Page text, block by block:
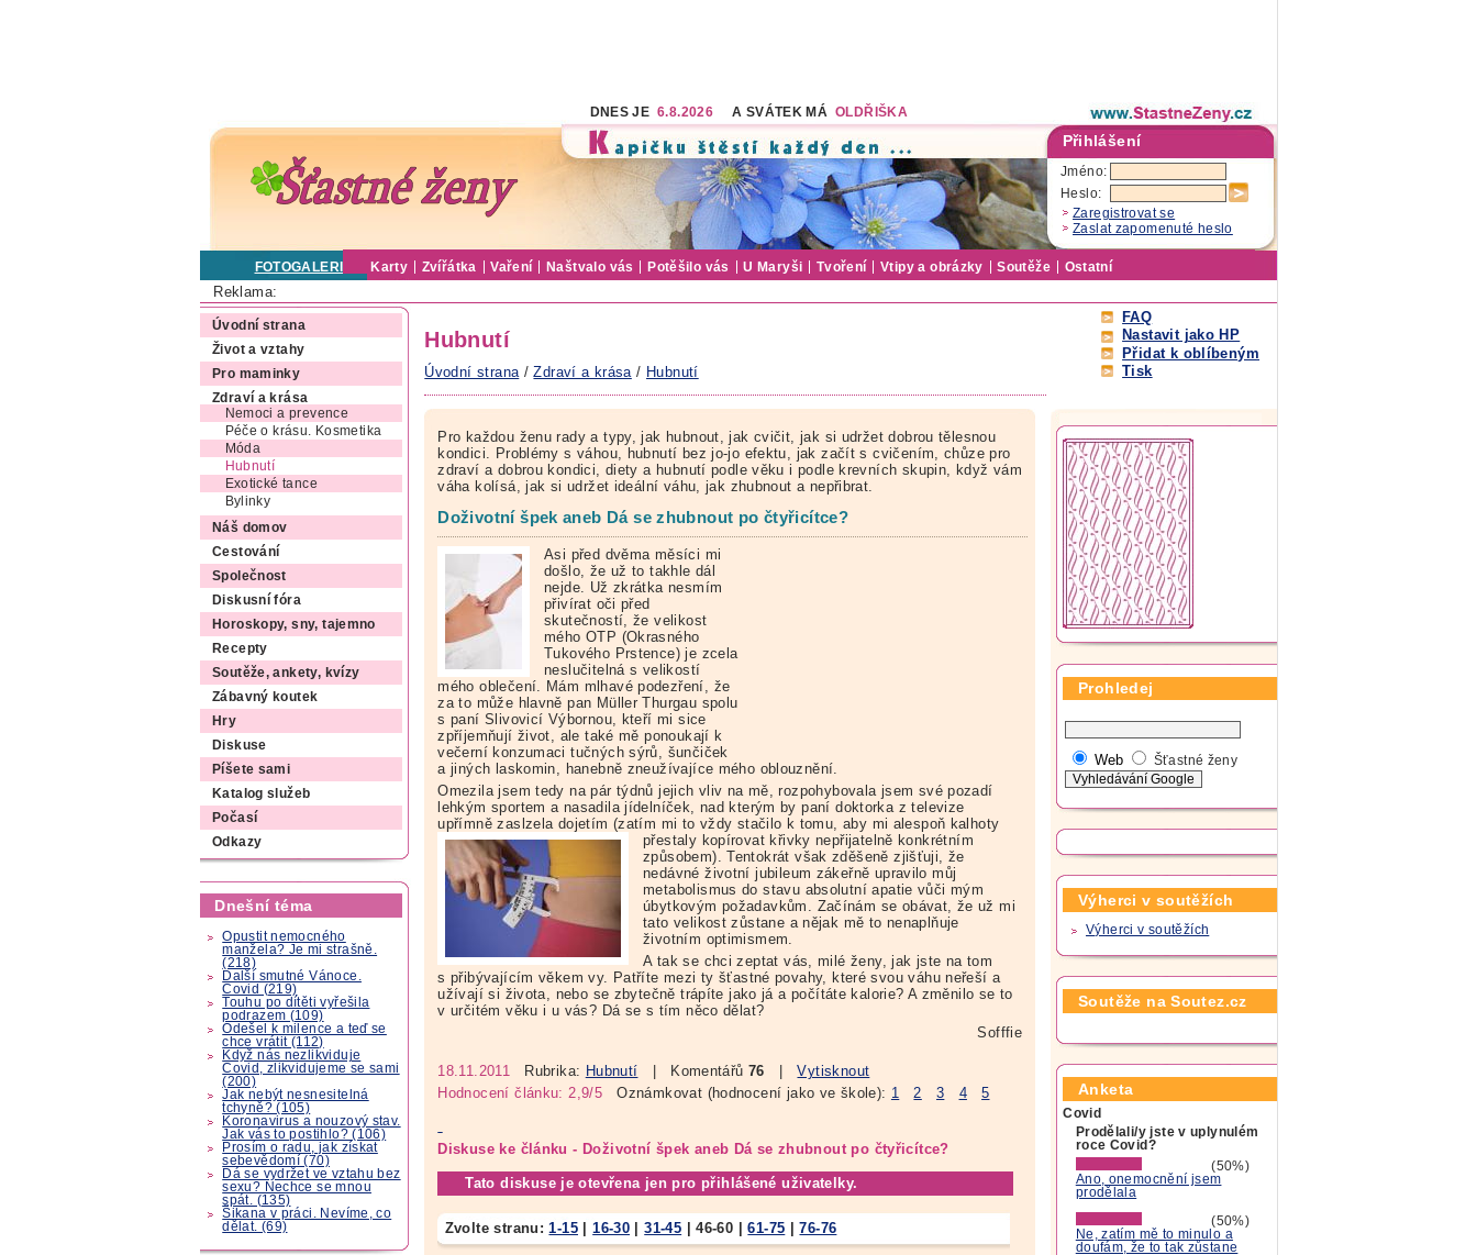
DNES JE 6.8.2026 A SVÁTEK MÁ OLDŘIŠKA
Přihlášení
Jméno:
Heslo:
Zaregistrovat se
Zaslat zapomenuté heslo
FOTOGALERIE Karty Zvířátka Vaření Naštvalo vás Potěšilo vás U Maryši Tvoření Vtipy a obrázky Soutěže Ostatní
Reklama:
Úvodní strana
Život a vztahy
Pro maminky
Zdraví a krása
Nemoci a prevence
Péče o krásu. Kosmetika
Móda
Hubnutí
Exotické tance
Bylinky
Náš domov
Cestování
Společnost
Diskusní fóra
Horoskopy, sny, tajemno
Recepty
Soutěže, ankety, kvízy
Zábavný koutek
Hry
Diskuse
Píšete sami
Katalog služeb
Počasí
Odkazy
Dnešní téma
Opustit nemocného
manžela? Je mi strašně.
(218)
Další smutné Vánoce.
Covid (219)
Touhu po dítěti vyřešila
podrazem (109)
Odešel k milence a teď se
chce vrátit (112)
Když nás nezlikviduje
Covid, zlikvidujeme se sami
(200)
Jak nebýt nesnesitelná
tchyně? (105)
Koronavirus a nouzový stav.
Jak vás to postihlo? (106)
Prosím o radu, jak získat
sebevědomí (70)
Dá se vydržet ve vztahu bez
sexu? Nechce se mnou
spát. (135)
Šikana v práci. Nevíme, co
dělat. (69)
Hubnutí
Úvodní strana /Zdraví a krása / Hubnutí
FAQ
Nastavit jako HP
Přidat k oblíbeným
Tisk
Pro každou ženu rady a typy, jak hubnout, jak cvičit, jak si udržet dobrou tělesnou
kondici. Problémy s váhou, hubnutí bez jo-jo efektu, jak začít s cvičením, chůze pro
zdraví a dobrou kondici, diety a hubnutí podle věku i podle krevních skupin, když vám
váha kolísá, jak si udržet ideální váhu, jak zhubnout a nepřibrat.
Doživotní špek aneb Dá se zhubnout po čtyřicítce?
Asi před dvěma měsíci mi
došlo, že už to takhle dál
nejde. Už zkrátka nesmím
přivírat oči před
skutečností, že velikost
mého OTP (Okrasného
Tukového Prstence) je zcela
neslučitelná s velikostí
mého oblečení. Mám mlhavé podezření, že
za to může hlavně pan Müller Thurgau spolu
s paní Slivovicí Výbornou, kteří mi sice
zpříjemňují život, ale také mě ponoukají k
večerní konzumaci tučných sýrů, šunčiček
a jiných laskomin, hanebně zneužívajíce mého oblouznění.
Omezila jsem tedy na pár týdnů jejich vliv na mě, rozpohybovala jsem své pozadí
lehkým sportem a nasadila jídelníček, nad kterým by paní doktorka z televize
upřímně zaslzela dojetím (zatím mi to vždy stačilo k tomu, aby mi alespoň kalhoty
přestaly kopírovat křivky nepřijatelně konkrétním
způsobem). Tentokrát však zděšeně zjišťuji, že
nedávné životní jubileum zákeřně upravilo můj
metabolismus do stavu absolutní apatie vůči mým
úbytkovým požadavkům. Začínám se obávat, že už mi
tato velikost zůstane a nějak mě to nenaplňuje
životním optimismem.
A tak se chci zeptat vás, milé ženy, jak jste na tom
s přibývajícím věkem vy. Patříte mezi ty šťastné povahy, které svou váhu neřeší a
užívají si života, nebo se zbytečně trápíte jako já a počítáte kalorie? A změnilo se to
v určitém věku i u vás? Dá se s tím něco dělat?
Sofffie
18.11.2011 Rubrika: Hubnutí | Komentářů 76 |Vytisknout
Hodnocení článku: 2,9/5 Oznámkovat (hodnocení jako ve škole): 1 2 3 4 5
Diskuse ke článku - Doživotní špek aneb Dá se zhubnout po čtyřicítce?
Tato diskuse je otevřena jen pro přihlášené uživatelky.
Zvolte stranu:1-15 |16-30 |31-45 |46-60 |61-75 |76-76
Prohledej
Web Šťastné ženy
Výherci v soutěžích
Výherci v soutěžích
Soutěže na Soutez.cz
Anketa
Covid
Prodělali/y jste v uplynulém
roce Covid?
(50%)
Ano, onemocnění jsem
prodělala
(50%)
Ne, zatím mě to minulo a
doufám, že to tak zůstane